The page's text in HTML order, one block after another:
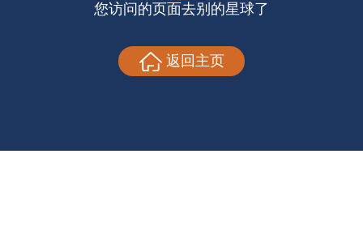
您访问的页面去别的星球了
返回主页